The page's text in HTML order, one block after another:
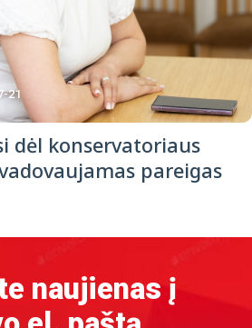
21
dėl konservatoriaus
pareigas
naujienas į